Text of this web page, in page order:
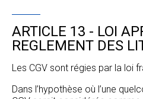
ARTICLE 13 - LOI
REGLEMENT DES
Les CGV sont régies par la loi
Dans l’hypothèse où l’une